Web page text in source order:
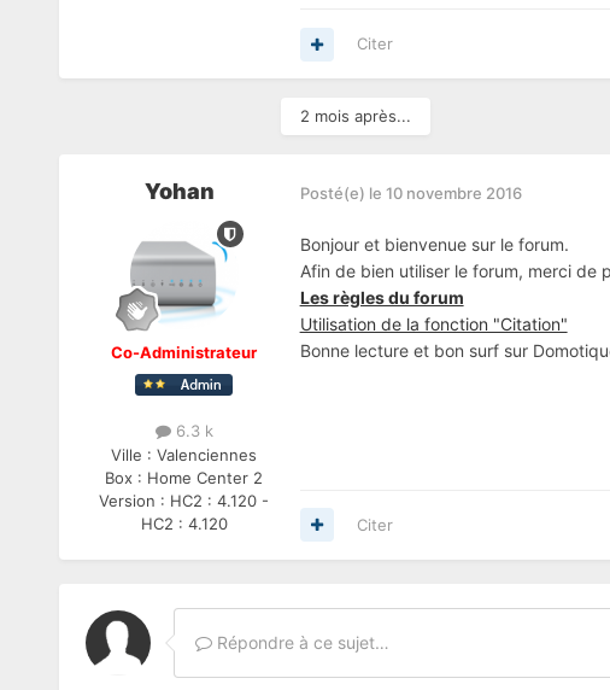
Citer
2 mois après...
Yohan
Co-Administrateur
6.3 k
Ville :Valenciennes
Box : Home Center 2
Version : HC2 : 4.120 -
HC2 : 4.120
Posté(e) le 10 novembre 2016
Bonjour et bienvenue sur le forum.
Afin de bien utiliser le forum, merci de
Les règles du forum
Utilisation de la fonction "Citation"
Bonne lecture et bon surf sur
Citer
Répondre à ce sujet…